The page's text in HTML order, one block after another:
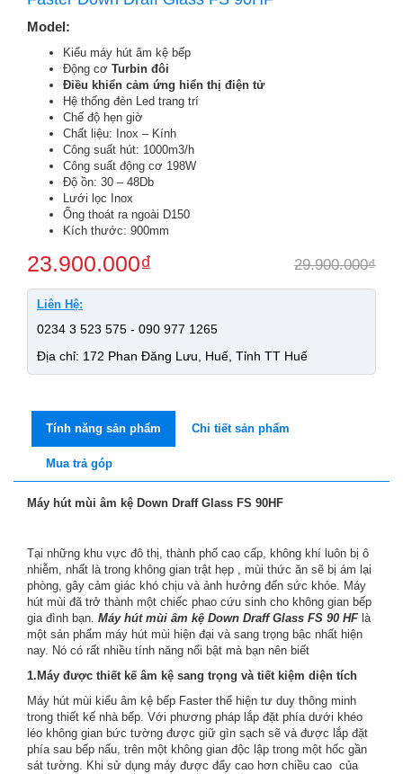
Model:
Kiểu máy hút âm kệ bếp
Động cơ Turbin đôi
Điều khiển cảm ứng hiển thị điện tử
Hệ thống đèn Led trang trí
Chế độ hẹn giờ
Chất liệu: Inox – Kính
Công suất hút: 1000m3/h
Công suất động cơ 198W
Độ ồn: 30 – 48Db
Lưới lọc Inox
Ống thoát ra ngoài D150
Kích thước: 900mm
23.900.000₫ 29.900.000₫
Liên Hệ:
0234 3 523 575 - 090 977 1265
Địa chỉ: 172 Phan Đăng Lưu, Huế, Tỉnh TT Huế
Tính năng sản phẩm Chi tiết sản phẩm
Mua trả góp
Máy hút mùi âm kệ Down Draff Glass FS 90HF
Tại những khu vực đô thị, thành phố cao cấp, không khí luôn bị ô
nhiễm, nhất là trong không gian trật hẹp , mùi thức ăn sẽ bị ám lại
phòng, gây cảm giác khó chịu và ảnh hưởng đến sức khỏe. Máy
hút mùi đã trở thành một chiếc phao cứu sinh cho không gian bếp
gia đình bạn. Máy hút mùi âm kệ Down Draff Glass FS 90 HFlà
một sản phẩm máy hút mùi hiện đại và sang trọng bậc nhất hiện
nay. Nó có rất nhiều tính năng nổi bật mà bạn nên biết
1.Máy được thiết kế âm kệ sang trọng và tiết kiệm diện tích
Máy hút mùi kiểu âm kệ bếp Faster thể hiện tư duy thông minh
trong thiết kế nhà bếp. Với phương pháp lắp đặt phía dưới khéo
léo không gian bức tường được giữ gìn sạch sẽ và được lắp đặt
phía sau bếp nấu, trên một không gian độc lập trong một hốc gần
sát tường. Khi sử dụng máy được đẩy cao hơn chiều cao của